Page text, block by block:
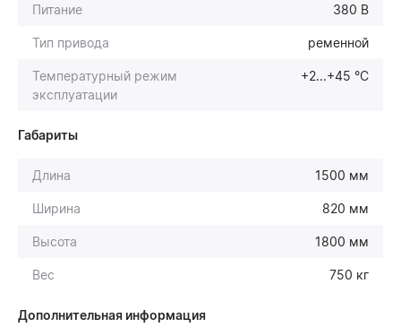
Питание 380 В
Тип привода ременной
Температурный режим
эксплуатации
+2...+45 °С
Габариты
Длина 1500 мм
Ширина 820 мм
Высота 1800 мм
Вес 750 кг
Дополнительная информация